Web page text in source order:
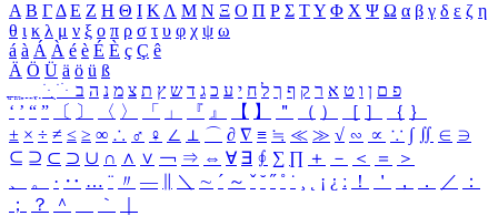
Α Β ΓΔ Ε Ζ Η Θ Ι ΚΛ Μ Ν Ξ Ο Π Ρ Σ ΤΥ Φ Χ Ψ Ω α β γ δ ε ζ η
θ ι κ λ μ ν ξ ο π ρ σ τ υ φ χ ψ ω
á à Á À é è É È ç Ç ê
Ä Ö Ü ä ö ü ß
ִֶֹ ֻּ ׁׂ פ ם ן ו ט א ר ק ף ך ל ח י ע כ ג ד ש ץ ת צ מ נ ה ב
‘ ’ “ ” 〔 〕 〈 〉 「 」 『 』 【 】 ＂ （ ） ［ ］ ｛ ｝
± × ÷ ≠ ≤ ≥ ∞ ∴ ♂ ♀ ∠ ⊥ ⌒ ∂ ∇ ≡ ≒ ≪ ≫ √ ∽ ∝ ∵ ∫ ∬ ∈ ∋
⊆ ⊇ ⊂ ⊃ ∪ ∩ ∧ ∨ ￢ ⇒ ⇔ ∀ ∃ ∮ ∑ ∏ ＋ － ＜ ＝
＞
、
。 · ‥ … ¨ 〃 ― ＼ ∼ ´ ～ ˇ ˘ ˝ ˚ ˙ ¸ ¡ ¿ ː ！ ＇ ， ． ／
：
；
？ ＾ ｀